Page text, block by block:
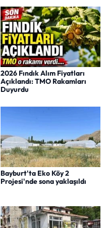
2026 Fındık Alım Fiyatları
Açıklandı: TMO Rakamları
Duyurdu
Bayburt'ta Eko Köy 2
Projesi'nde sona yaklaşıldı